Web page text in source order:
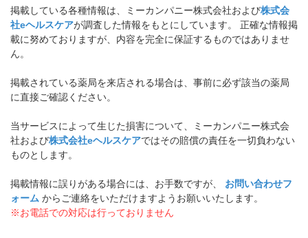
掲載している各種情報は、ミーカンパニー株式会社および株式会
社eヘルスケアが調査した情報をもとにしています。 正確な情報掲
載に努めておりますが、内容を完全に保証するものではありませ
ん。
掲載されている薬局を来店される場合は、事前に必ず該当の薬局
に直接ご確認ください。
当サービスによって生じた損害について、ミーカンパニー株式会
社および株式会社eヘルスケアではその賠償の責任を一切負わない
ものとします。
掲載情報に誤りがある場合には、お手数ですが、 お問い合わせフ
ォーム からご連絡をいただけますようお願いいたします。
※お電話での対応は行っておりません